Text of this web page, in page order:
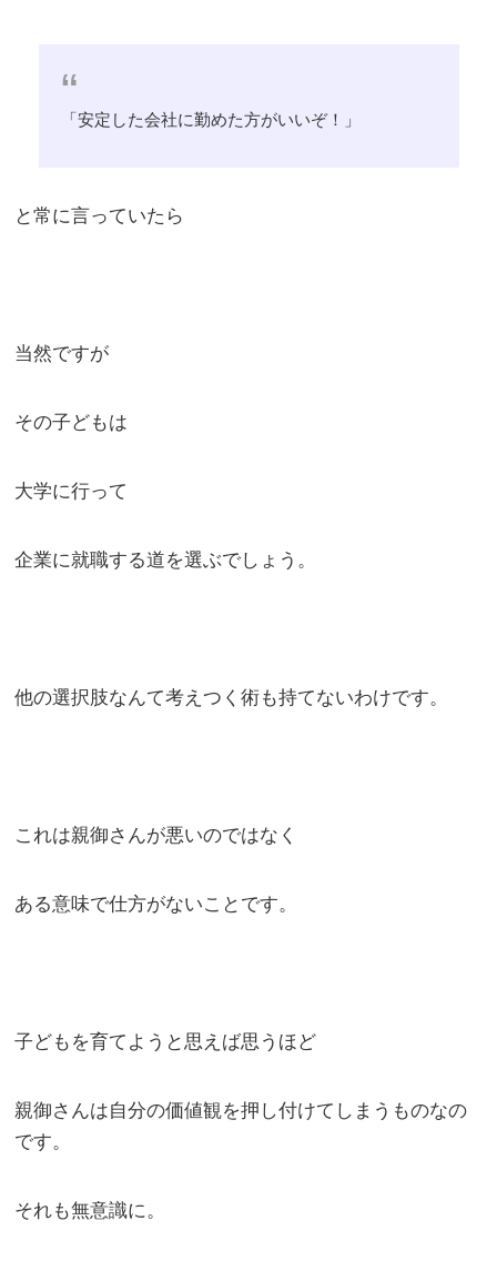
「安定した会社に勤めた方がいいぞ！」
と常に言っていたら
当然ですが
その子どもは
大学に行って
企業に就職する道を選ぶでしょう。
他の選択肢なんて考えつく術も持てないわけです。
これは親御さんが悪いのではなく
ある意味で仕方がないことです。
子どもを育てようと思えば思うほど
親御さんは自分の価値観を押し付けてしまうものなの
です。
それも無意識に。